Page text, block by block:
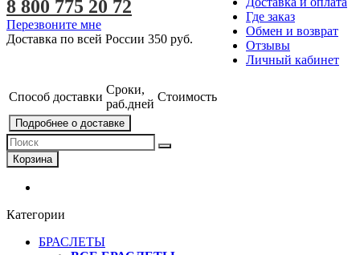
Где заказ
Обмен и возврат
Отзывы
Личный кабинет
8 800 775 20 72
Перезвоните мне
Доставка по всей России 350 руб.
Способ доставки
Сроки,
раб.дней
Стоимость
Подробнее о доставке
Корзина
Категории
БРАСЛЕТЫ